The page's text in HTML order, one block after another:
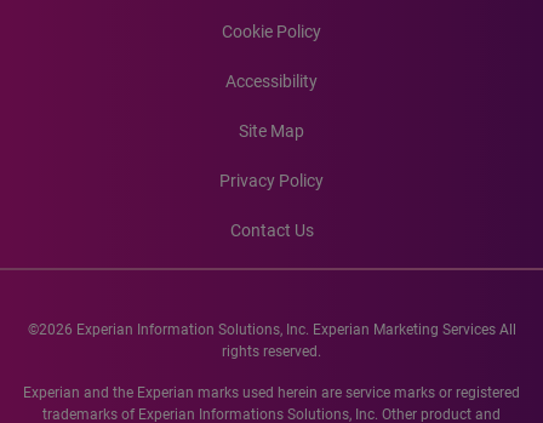
Cookie Policy
Accessibility
Site Map
Privacy Policy
Contact Us
©2026 Experian Information Solutions, Inc. Experian Marketing Services All
rights reserved.
Experian and the Experian marks used herein are service marks or registered
trademarks of Experian Informations Solutions, Inc. Other product and